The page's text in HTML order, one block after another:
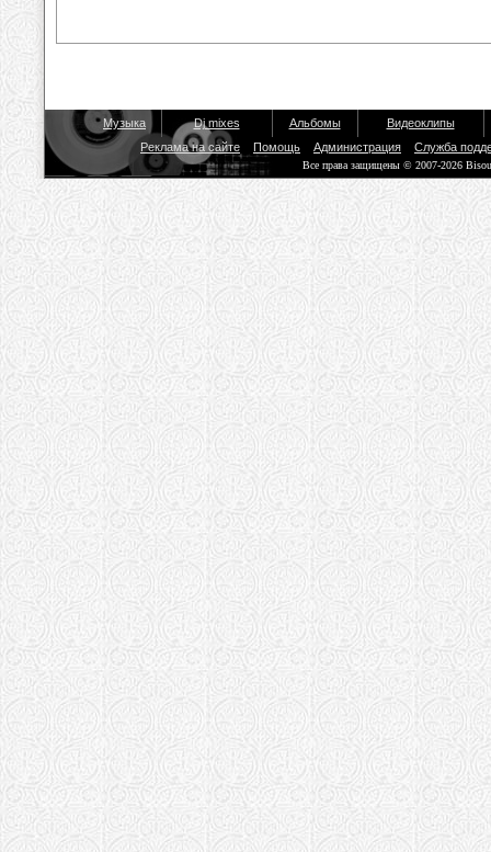
Музыка Dj mixes Альбомы
Видеоклипы
Реклама на сайте
Помощь Администрация Служба
Все права защищены © 2007-2026